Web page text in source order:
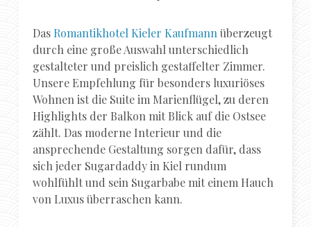
Das Romantikhotel Kieler Kaufmann überzeugt
durch eine große Auswahl unterschiedlich
gestalteter und preislich gestaffelter Zimmer.
Unsere Empfehlung für besonders luxuriöses
Wohnen ist die Suite im Marienflügel, zu deren
Highlights der Balkon mit Blick auf die Ostsee
zählt. Das moderne Interieur und die
ansprechende Gestaltung sorgen dafür, dass
sich jeder Sugardaddy in Kiel rundum
wohlfühlt und sein Sugarbabe mit einem Hauch
von Luxus überraschen kann.